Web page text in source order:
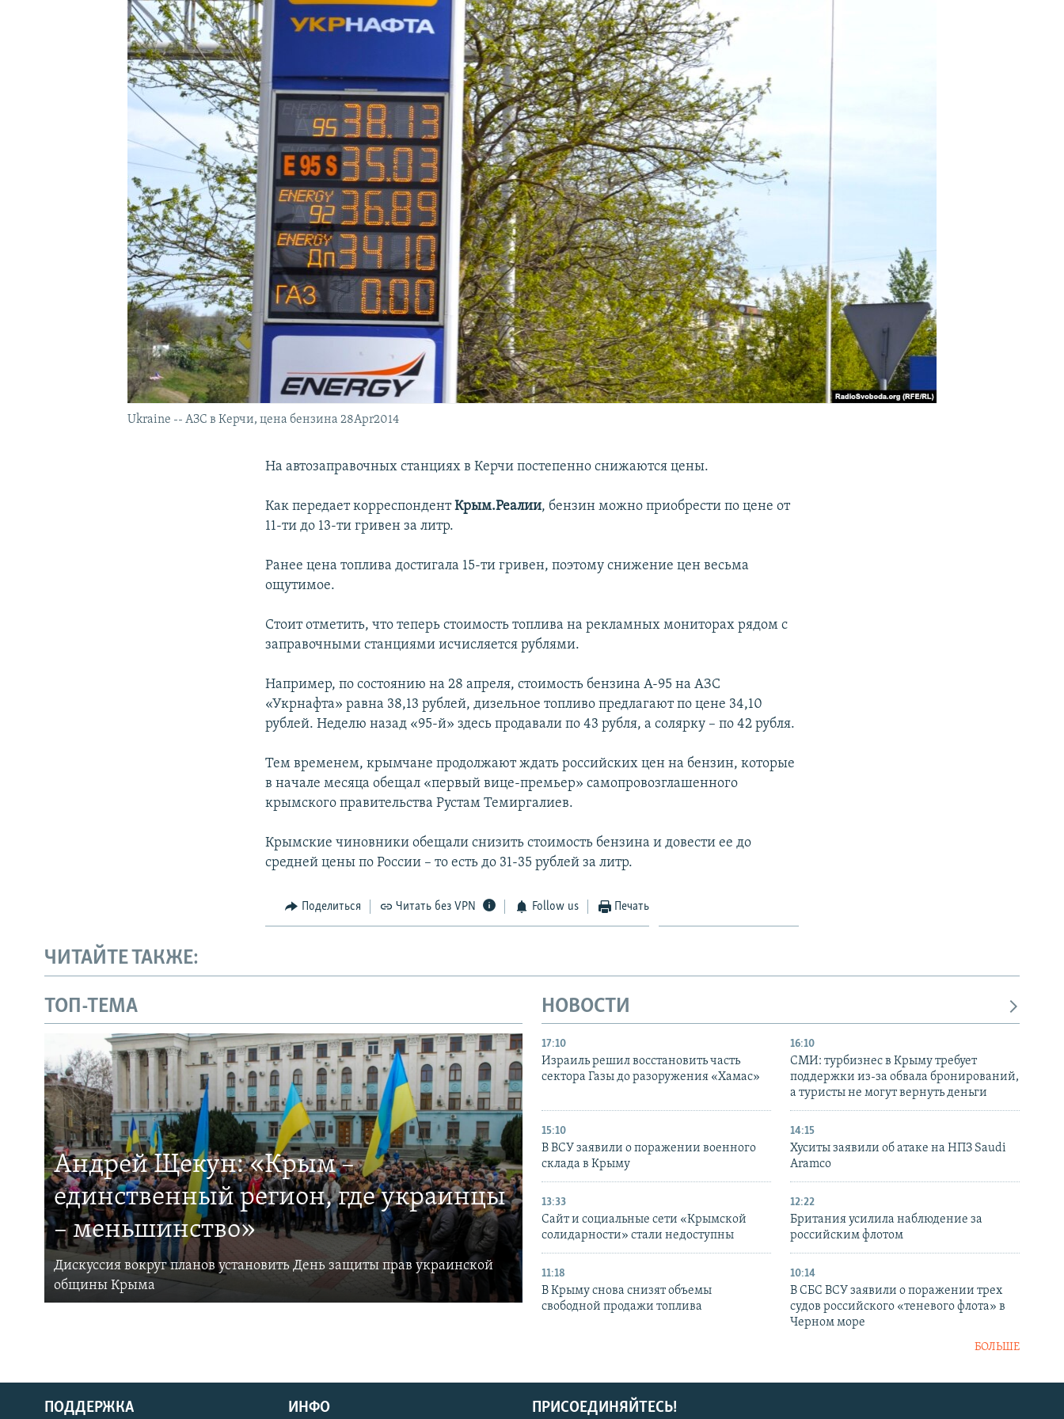
КРЫМ.НЕПОКОРЕННЫЙ
УКРАИНСКАЯ ПРОБЛЕМА КРЫМА
Ukraine -- АЗС в Керчи, цена бензина 28Apr2014
На автозаправочных станциях в Керчи постепенно снижаются цены.
Как передает корреспондентКрым.Реалии, бензин можно приобрести по цене от
11-ти до 13-ти гривен за литр.
Ранее цена топлива достигала 15-ти гривен, поэтому снижение цен весьма
ощутимое.
Стоит отметить, что теперь стоимость топлива на рекламных мониторах рядом с
заправочными станциями исчисляется рублями.
Например, по состоянию на 28 апреля, стоимость бензина А-95 на АЗС
«Укрнафта» равна 38,13 рублей, дизельное топливо предлагают по цене 34,10
рублей. Неделю назад «95-й» здесь продавали по 43 рубля, а солярку – по 42 рубля.
Тем временем, крымчане продолжают ждать российских цен на бензин, которые
в начале месяца обещал «первый вице-премьер» самопровозглашенного
крымского правительства Рустам Темиргалиев.
Крымские чиновники обещали снизить стоимость бензина и довести ее до
средней цены по России – то есть до 31-35 рублей за литр.
Поделиться Читать без VPN Follow us Печать
ЧИТАЙТЕ ТАКЖЕ:
ТОП-ТЕМА
Андрей Щекун: «Крым –
единственный регион, где украинцы
– меньшинство»
Дискуссия вокруг планов установить День защиты прав украинской
общины Крыма
НОВОСТИ
17:10
Израиль решил восстановить часть
сектора Газы до разоружения «Хамас»
16:10
СМИ: турбизнес в Крыму требует
поддержки из-за обвала бронирований,
а туристы не могут вернуть деньги
15:10
В ВСУ заявили о поражении военного
склада в Крыму
14:15
Хуситы заявили об атаке на НПЗ Saudi
Aramco
13:33
Сайт и социальные сети «Крымской
солидарности» стали недоступны
12:22
Британия усилила наблюдение за
российским флотом
11:18
В Крыму снова снизят объемы
свободной продажи топлива
10:14
В СБС ВСУ заявили о поражении трех
судов российского «теневого флота» в
Черном море
БОЛЬШЕ
ПРИСОЕДИНЯЙТЕСЬ!
ПОДДЕРЖКА ИНФО